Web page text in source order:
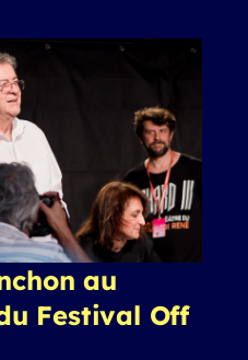
au
Festival Off